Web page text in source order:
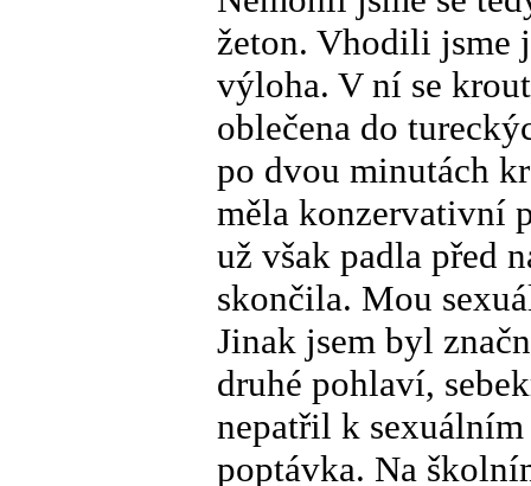
žeton. Vhodili jsme
výloha. V ní se
oblečena do
po dvou minutách
měla konzervativní
už však padla před
skončila. Mou
Jinak jsem byl
druhé pohlaví,
nepatřil k
poptávka. Na